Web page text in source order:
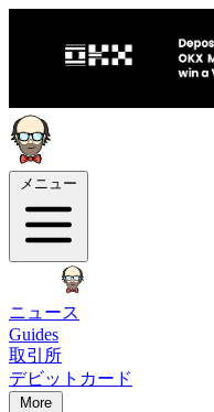
メニュー
ニュース
Guides
取引所
デビットカード
More